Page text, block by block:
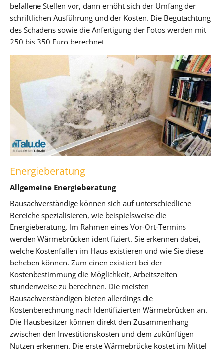
befallene Stellen vor, dann erhöht sich der Umfang der
schriftlichen Ausführung und der Kosten. Die Begutachtung
des Schadens sowie die Anfertigung der Fotos werden mit
250 bis 350 Euro berechnet.
Energieberatung
Allgemeine Energieberatung
Bausachverständige können sich auf unterschiedliche
Bereiche spezialisieren, wie beispielsweise die
Energieberatung. Im Rahmen eines Vor-Ort-Termins
werden Wärmebrücken identifiziert. Sie erkennen dabei,
welche Kostenfallen im Haus existieren und wie Sie diese
beheben können. Zum einen existiert bei der
Kostenbestimmung die Möglichkeit, Arbeitszeiten
stundenweise zu berechnen. Die meisten
Bausachverständigen bieten allerdings die
Kostenberechnung nach Identifizierten Wärmebrücken an.
Die Hausbesitzer können direkt den Zusammenhang
zwischen den Investitionskosten und dem zukünftigen
Nutzen erkennen. Die erste Wärmebrücke kostet im Mittel